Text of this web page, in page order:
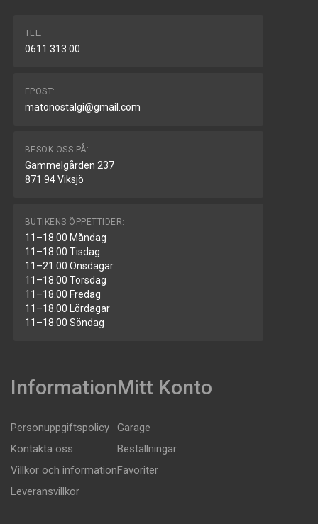
TEL.
0611 313 00
EPOST:
matonostalgi@gmail.com
BESÖK OSS PÅ:
Gammelgården 237
871 94 Viksjö
BUTIKENS ÖPPETTIDER:
11–18.00 Måndag
11–18.00 Tisdag
11–21.00 Onsdagar
11–18.00 Torsdag
11–18.00 Fredag
11–18.00 Lördagar
11–18.00 Söndag
Information
Personuppgiftspolicy
Kontakta oss
Villkor och information
Leveransvillkor
Mitt Konto
Garage
Beställningar
Favoriter